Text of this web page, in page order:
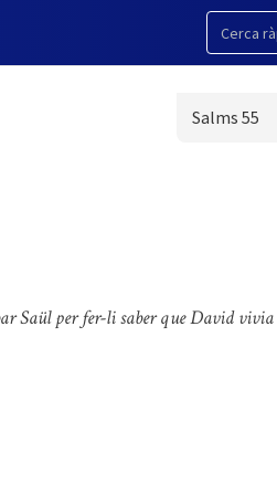
Salms 55
Saül per fer-li saber que David